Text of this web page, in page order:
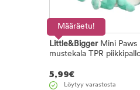
Määräetu!
Little&BiggerMini Paws
mustekala TPR
5,99€
Löytyy varastosta